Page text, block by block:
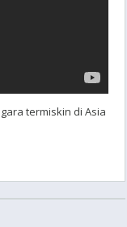
termiskin di Asia